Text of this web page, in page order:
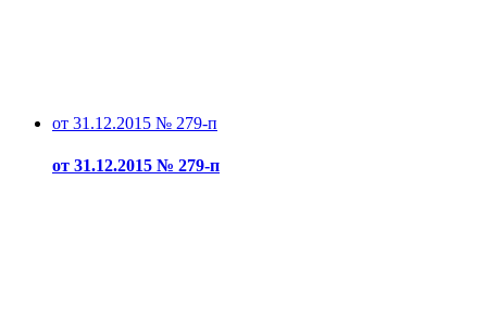
от 31.12.2015 № 279-п
от 31.12.2015 № 279-п